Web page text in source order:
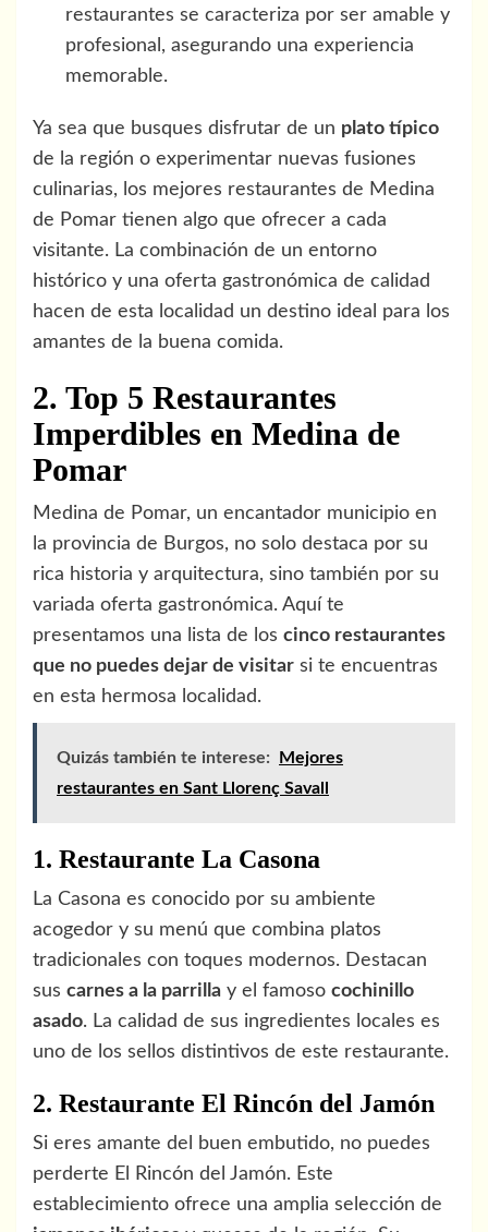
restaurantes se caracteriza por ser amable y
profesional, asegurando una experiencia
memorable.
Ya sea que busques disfrutar de un plato típico
de la región o experimentar nuevas fusiones
culinarias, los mejores restaurantes de Medina
de Pomar tienen algo que ofrecer a cada
visitante. La combinación de un entorno
histórico y una oferta gastronómica de calidad
hacen de esta localidad un destino ideal para los
amantes de la buena comida.
2. Top 5 Restaurantes
Imperdibles en Medina de
Pomar
Medina de Pomar, un encantador municipio en
la provincia de Burgos, no solo destaca por su
rica historia y arquitectura, sino también por su
variada oferta gastronómica. Aquí te
presentamos una lista de los cinco restaurantes
que no puedes dejar de visitar si te encuentras
en esta hermosa localidad.
Quizás también te interese:
Mejores
restaurantes en Sant Llorenç Savall
1. Restaurante La Casona
La Casona es conocido por su ambiente
acogedor y su menú que combina platos
tradicionales con toques modernos. Destacan
sus carnes a la parrilla y el famoso cochinillo
asado. La calidad de sus ingredientes locales es
uno de los sellos distintivos de este restaurante.
2. Restaurante El Rincón del Jamón
Si eres amante del buen embutido, no puedes
perderte El Rincón del Jamón. Este
establecimiento ofrece una amplia selección de